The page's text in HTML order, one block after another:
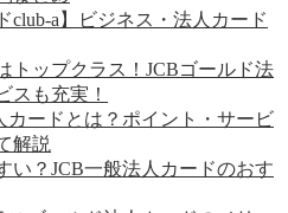
club-a】ビジネス・法人カード
トップクラス！JCBゴールド法
スも充実！
カードとは？ポイント・サービ
解説
い？JCB一般法人カードのおす